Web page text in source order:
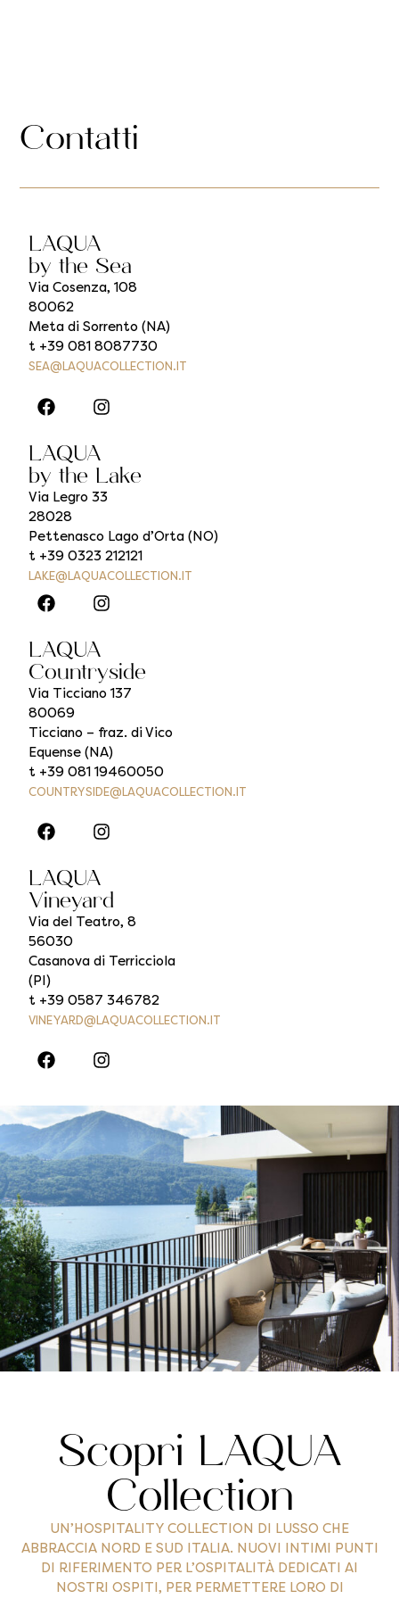
Contatti
LAQUA
by the Sea
Via Cosenza, 108
80062
Meta di Sorrento (NA)
t +39 081 8087730
SEA@LAQUACOLLECTION.IT
LAQUA
by the Lake
Via Legro 33
28028
Pettenasco Lago d’Orta (NO)
t +39 0323 212121
LAKE@LAQUACOLLECTION.IT
LAQUA
Countryside
Via Ticciano 137
80069
Ticciano – fraz. di Vico
Equense (NA)
t +39 081 19460050
COUNTRYSIDE@LAQUACOLLECTION.IT
LAQUA
Vineyard
Via del Teatro, 8
56030
Casanova di Terricciola
(PI)
t +39 0587 346782
VINEYARD@LAQUACOLLECTION.IT
Scopri LAQUA
Collection
UN’HOSPITALITY COLLECTION DI LUSSO CHE
ABBRACCIA NORD E SUD ITALIA. NUOVI INTIMI PUNTI
DI RIFERIMENTO PER L’OSPITALITÀ DEDICATI AI
NOSTRI OSPITI, PER PERMETTERE LORO DI